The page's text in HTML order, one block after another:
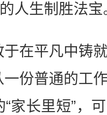
人生制胜法宝
平凡中铸就
份普通的工
家长里短”，